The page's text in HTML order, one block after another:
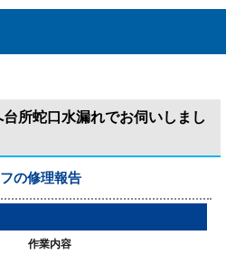
所蛇口水漏れでお伺いしまし
の修理報告
作業内容